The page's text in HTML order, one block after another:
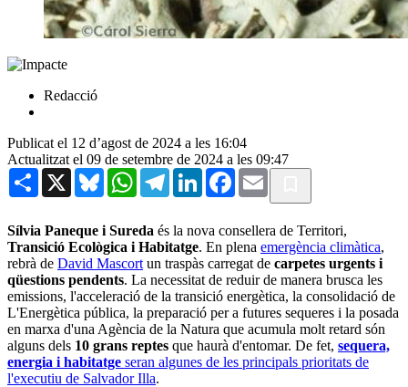
Redacció
Publicat el 12 d’agost de 2024 a les 16:04
Actualitzat el 09 de setembre de 2024 a les 09:47
Share X BlueskyWhatsAppTelegramLinkedInFacebook
Email
Sílvia Paneque i Sureda és la nova consellera de Territori,
Transició Ecològica i Habitatge. En plena emergència climàtica,
rebrà de David Mascort un traspàs carregat de carpetes urgents i
qüestions pendents. La necessitat de reduir de manera brusca les
emissions, l'acceleració de la transició energètica, la consolidació de
L'Energètica pública, la preparació per a futures sequeres i la posada
en marxa d'una Agència de la Natura que acumula molt retard són
alguns dels 10 grans reptes que haurà d'entomar. De fet, sequera,
energia i habitatge seran algunes de les principals prioritats de
l'executiu de Salvador Illa.